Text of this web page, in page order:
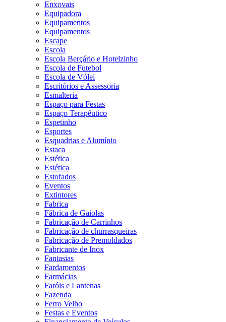
Enxovais
Equipadora
Equipamentos
Equipamentos
Escape
Escola
Escola Berçário e Hotelzinho
Escola de Futebol
Escola de Vólei
Escritórios e Assessoria
Esmalteria
Espaço para Festas
Espaço Terapêutico
Espetinho
Esportes
Esquadrias e Alumínio
Estaca
Estética
Estética
Estofados
Eventos
Extintores
Fabrica
Fábrica de Gaiolas
Fabricação de Carrinhos
Fabricação de churrasqueiras
Fabricação de Premoldados
Fabricante de Inox
Fantasias
Fardamentos
Farmácias
Faróis e Lantenas
Fazenda
Ferro Velho
Festas e Eventos